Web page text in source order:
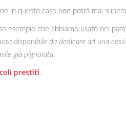
in questo caso non potrà mai
esempio che abbiamo usato nel
disponibile da dedicare ad una
già pignorata.
prestiti.